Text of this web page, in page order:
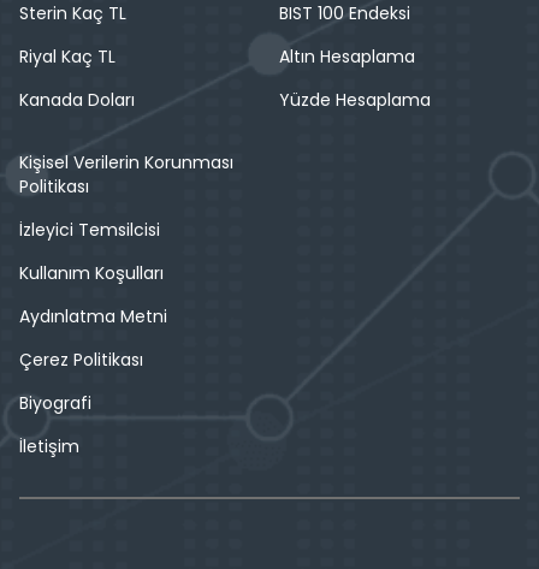
Sterin Kaç TL
Riyal Kaç TL
Kanada Doları
BIST 100 Endeksi
Altın Hesaplama
Yüzde Hesaplama
Kişisel Verilerin Korunması
Politikası
İzleyici Temsilcisi
Kullanım Koşulları
Aydınlatma Metni
Çerez Politikası
Biyografi
İletişim